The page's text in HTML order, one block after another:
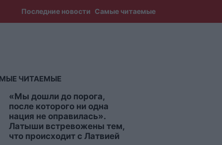
Последние новости Самые читаемые
ЧИТАЕМЫЕ
«Мы дошли до порога,
после которого ни одна
нация не оправилась».
Латыши встревожены тем,
что происходит с Латвией